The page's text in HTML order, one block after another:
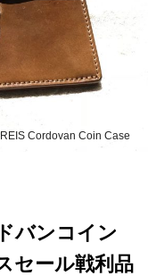
Cordovan Coin Case
バンコイン
セール戦利品